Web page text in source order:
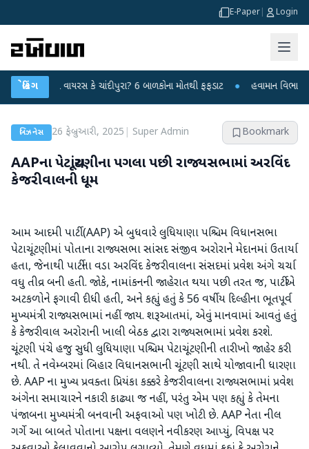
E-Paper Login
બ્રેકિંગ
વાયરસ કે ચાંદીપુરા? 6 બાળકોના મોતથી ફફડાટ ● હવામાન વિભાગે 18 રાજ્યો
બિઝનેસ 26 ફેબ્રુઆરી, 2025 Super Admin Bookmark
AAPના પેટાચૂંટણીના પગલા પછી રાજ્યસભામાં અરવિંદ
કેજરીવાલની ધૂમ
આમ આદમી પાર્ટી (AAP) એ બુધવારે લુધિયાણા પશ્ચિમ વિધાનસભા
પેટાચૂંટણીમાં પોતાના રાજ્યસભા સાંસદ સંજીવ અરોરાને મેદાનમાં ઉતાર્યા
હતા, જેનાથી પાર્ટીના વડા અરવિંદ કેજરીવાલના સંસદમાં પ્રવેશ અંગે ચર્ચા
વધુ તીવ્ર બની હતી. જોકે, નામાંકનની જાહેરાત થયા પછી તરત જ, પાર્ટીએ
અટકળોને ફગાવી દીધી હતી, અને કહ્યું હતું કે 56 વર્ષીય દિલ્હીના ભૂતપૂર્વ
મુખ્યમંત્રી રાજ્યસભામાં નહીં જાય. શરૂઆતમાં, એવું માનવામાં આવતું હતું
કે કેજરીવાલ અરોરાની ખાલી બેઠક દ્વારા રાજ્યસભામાં પ્રવેશ કરશે.
ચૂંટણી પંચે હજુ સુધી લુધિયાણા પશ્ચિમ પેટાચૂંટણીની તારીખો જાહેર કરી
નથી. તે નવેમ્બરમાં બિહાર વિધાનસભાની ચૂંટણી સાથે યોજાવાની ધારણા
છે. AAP ના મુખ્ય પ્રવક્તા પ્રિયંકા કક્કરે કેજરીવાલના રાજ્યસભામાં પ્રવેશ
અંગેના સમાચારને નકારી કાઢ્યા જ નહીં, પરંતુ એમ પણ કહ્યું કે તેમના
પંજાબના મુખ્યમંત્રી બનવાની અફવાઓ પણ ખોટી છે. AAP નેતા નીલ
ગર્ગે આ બાબતે પોતાના પક્ષના વલણને નવીકરણ આપ્યું, વિપક્ષ પર